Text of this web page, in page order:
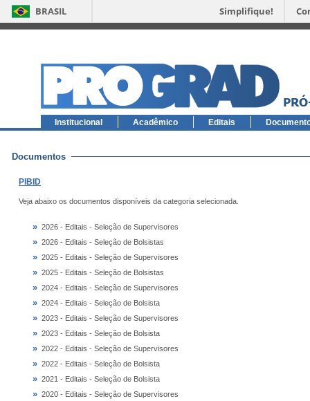
BRASIL Simplifique!
Institucional Acadêmico Editais
Documentos
PIBID
Veja abaixo os documentos disponíveis da categoria selecionada.
» 2026 - Editais - Seleção de Supervisores
» 2026 - Editais - Seleção de Bolsistas
» 2025 - Editais - Seleção de Supervisores
» 2025 - Editais - Seleção de Bolsistas
» 2024 - Editais - Seleção de Supervisores
» 2024 - Editais - Seleção de Bolsista
» 2023 - Editais - Seleção de Supervisores
» 2023 - Editais - Seleção de Bolsista
» 2022 - Editais - Seleção de Supervisores
» 2022 - Editais - Seleção de Bolsista
» 2021 - Editais - Seleção de Bolsista
» 2020 - Editais - Seleção de Supervisores